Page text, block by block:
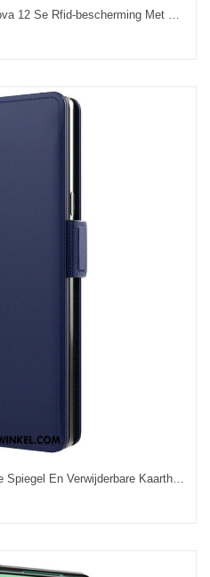
Bescherming Hoesje Huawei Nova 12 Se Rfid-bescherming Met Suède-effect
Folio-hoesje Huawei Nova 12 Se Spiegel En Verwijderbare Kaarthouder